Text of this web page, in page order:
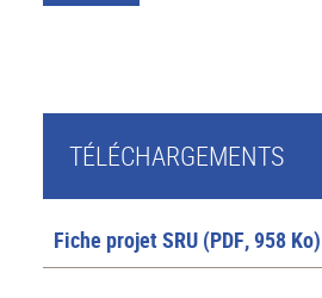
TÉLÉCHARGEMENTS
Fiche projet SRU (PDF, 958 Ko)